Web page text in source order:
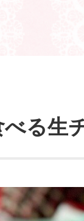
る生